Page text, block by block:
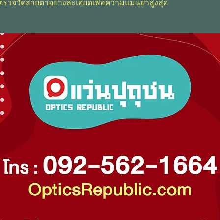
วจวัดสายตาอย่างละเอียดเพื่อความแม่นยำสูงสุด